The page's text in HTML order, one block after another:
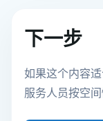
下一步
如果这个内容
服务人员按空间